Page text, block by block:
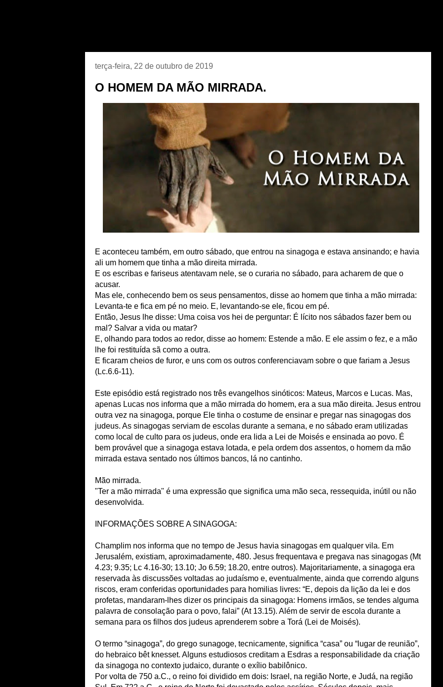
terça-feira, 22 de outubro de 2019
O HOMEM DA MÃO MIRRADA.
E aconteceu também, em outro sábado, que entrou na sinagoga e estava ansinando; e havia
ali um homem que tinha a mão direita mirrada.
E os escribas e fariseus atentavam nele, se o curaria no sábado, para acharem de que o
acusar.
Mas ele, conhecendo bem os seus pensamentos, disse ao homem que tinha a mão mirrada:
Levanta-te e fica em pé no meio. E, levantando-se ele, ficou em pé.
Então, Jesus lhe disse: Uma coisa vos hei de perguntar: É lícito nos sábados fazer bem ou
mal? Salvar a vida ou matar?
E, olhando para todos ao redor, disse ao homem: Estende a mão. E ele assim o fez, e a mão
lhe foi restituída sã como a outra.
E ficaram cheios de furor, e uns com os outros conferenciavam sobre o que fariam a Jesus
(Lc.6.6-11).
Este episódio está registrado nos três evangelhos sinóticos: Mateus, Marcos e Lucas. Mas,
apenas Lucas nos informa que a mão mirrada do homem, era a sua mão direita. Jesus entrou
outra vez na sinagoga, porque Ele tinha o costume de ensinar e pregar nas sinagogas dos
judeus. As sinagogas serviam de escolas durante a semana, e no sábado eram utilizadas
como local de culto para os judeus, onde era lida a Lei de Moisés e ensinada ao povo. É
bem provável que a sinagoga estava lotada, e pela ordem dos assentos, o homem da mão
mirrada estava sentado nos últimos bancos, lá no cantinho.
Mão mirrada.
"Ter a mão mirrada" é uma expressão que significa uma mão seca, ressequida, inútil ou não
desenvolvida.
INFORMAÇÕES SOBRE A SINAGOGA:
Champlim nos informa que no tempo de Jesus havia sinagogas em qualquer vila. Em
Jerusalém, existiam, aproximadamente, 480. Jesus frequentava e pregava nas sinagogas (Mt
4.23; 9.35; Lc 4.16-30; 13.10; Jo 6.59; 18.20, entre outros). Majoritariamente, a sinagoga era
reservada às discussões voltadas ao judaísmo e, eventualmente, ainda que correndo alguns
riscos, eram conferidas oportunidades para homilias livres: “E, depois da lição da lei e dos
profetas, mandaram-lhes dizer os principais da sinagoga: Homens irmãos, se tendes alguma
palavra de consolação para o povo, falai” (At 13.15). Além de servir de escola durante a
semana para os filhos dos judeus aprenderem sobre a Torá (Lei de Moisés).
O termo “sinagoga”, do grego sunagoge, tecnicamente, significa “casa” ou “lugar de reunião”,
do hebraico bêt knesset. Alguns estudiosos creditam a Esdras a responsabilidade da criação
da sinagoga no contexto judaico, durante o exílio babilônico.
Por volta de 750 a.C., o reino foi dividido em dois: Israel, na região Norte, e Judá, na região